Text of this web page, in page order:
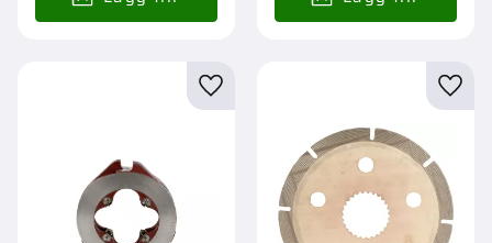
Lägg till i favoriter